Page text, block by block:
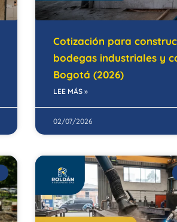
Cotización para
bodegas industriales y
Bogotá (2026)
LEE MÁS »
02/07/2026